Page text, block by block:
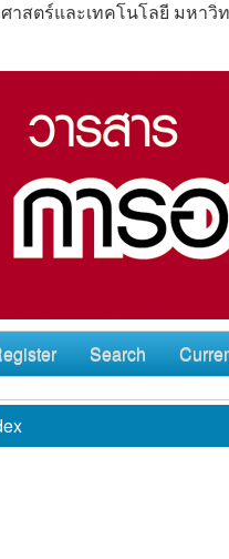
าสตร์และเทคโนโลยี มห
Search